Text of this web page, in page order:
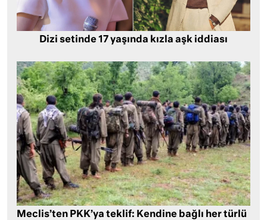
Dizi setinde 17 yaşında kızla aşk iddiası
Meclis’ten PKK’ya teklif: Kendine bağlı her türlü